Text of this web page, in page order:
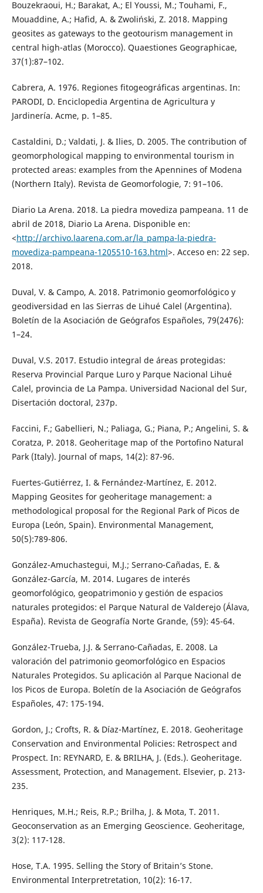
Bouzekraoui, H.; Barakat, A.; El Youssi, M.; Touhami, F.,
Mouaddine, A.; Hafid, A. & Zwoliński, Z. 2018. Mapping
geosites as gateways to the geotourism management in
central high-atlas (Morocco). Quaestiones Geographicae,
37(1):87–102.
Cabrera, A. 1976. Regiones fitogeográficas argentinas. In:
PARODI, D. Enciclopedia Argentina de Agricultura y
Jardinería. Acme, p. 1–85.
Castaldini, D.; Valdati, J. & Ilies, D. 2005. The contribution of
geomorphological mapping to environmental tourism in
protected areas: examples from the Apennines of Modena
(Northern Italy). Revista de Geomorfologie, 7: 91–106.
Diario La Arena. 2018. La piedra movediza pampeana. 11 de
abril de 2018, Diario La Arena. Disponible en:
<http://archivo.laarena.com.ar/la_pampa-la-piedra-
movediza-pampeana-1205510-163.html>. Acceso en: 22 sep.
2018.
Duval, V. & Campo, A. 2018. Patrimonio geomorfológico y
geodiversidad en las Sierras de Lihué Calel (Argentina).
Boletín de la Asociación de Geógrafos Españoles, 79(2476):
1–24.
Duval, V.S. 2017. Estudio integral de áreas protegidas:
Reserva Provincial Parque Luro y Parque Nacional Lihué
Calel, provincia de La Pampa. Universidad Nacional del Sur,
Disertación doctoral, 237p.
Faccini, F.; Gabellieri, N.; Paliaga, G.; Piana, P.; Angelini, S. &
Coratza, P. 2018. Geoheritage map of the Portofino Natural
Park (Italy). Journal of maps, 14(2): 87-96.
Fuertes-Gutiérrez, I. & Fernández-Martínez, E. 2012.
Mapping Geosites for geoheritage management: a
methodological proposal for the Regional Park of Picos de
Europa (León, Spain). Environmental Management,
50(5):789-806.
González-Amuchastegui, M.J.; Serrano-Cañadas, E. &
González-García, M. 2014. Lugares de interés
geomorfológico, geopatrimonio y gestión de espacios
naturales protegidos: el Parque Natural de Valderejo (Álava,
España). Revista de Geografía Norte Grande, (59): 45-64.
González-Trueba, J.J. & Serrano-Cañadas, E. 2008. La
valoración del patrimonio geomorfológico en Espacios
Naturales Protegidos. Su aplicación al Parque Nacional de
los Picos de Europa. Boletín de la Asociación de Geógrafos
Españoles, 47: 175-194.
Gordon, J.; Crofts, R. & Díaz-Martínez, E. 2018. Geoheritage
Conservation and Environmental Policies: Retrospect and
Prospect. In: REYNARD, E. & BRILHA, J. (Eds.). Geoheritage.
Assessment, Protection, and Management. Elsevier, p. 213-
235.
Henriques, M.H.; Reis, R.P.; Brilha, J. & Mota, T. 2011.
Geoconservation as an Emerging Geoscience. Geoheritage,
3(2): 117-128.
Hose, T.A. 1995. Selling the Story of Britain’s Stone.
Environmental Interpretretation, 10(2): 16-17.